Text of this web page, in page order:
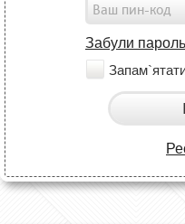
Забули